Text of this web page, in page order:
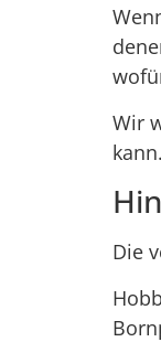
Wir
Die